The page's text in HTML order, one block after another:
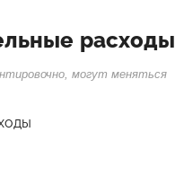
расходы
могут меняться